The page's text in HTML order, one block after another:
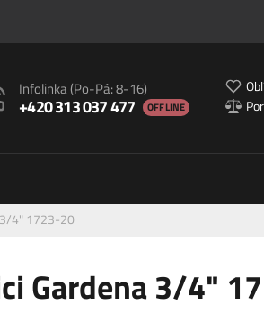
Infolinka(Po-Pá: 8-16)
+420 313 037 477 OFFLINE
3/4" 1723-20
Gardena 3/4"